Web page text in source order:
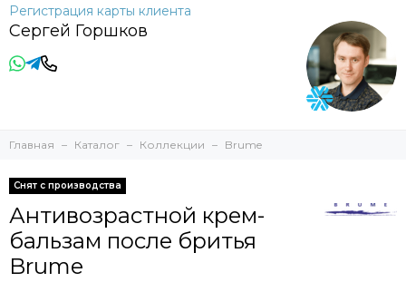
Регистрация карты клиента
Сергей Горшков
Главная Каталог Коллекции Brume
Снят с производства
Антивозрастной крем-
бальзам после бритья
Brume